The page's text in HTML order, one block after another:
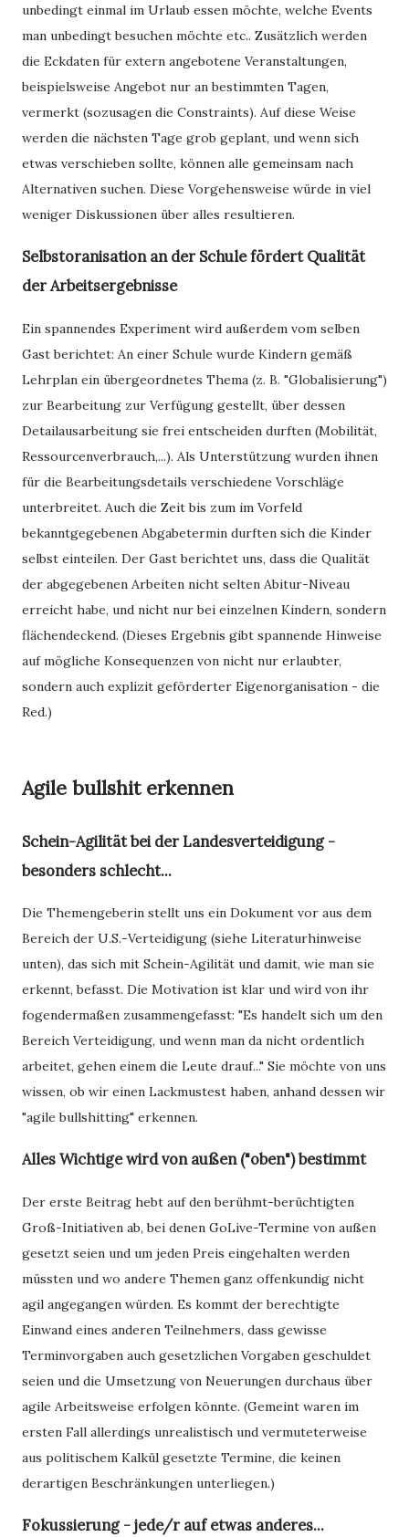
unbedingt einmal im Urlaub essen möchte, welche Events
man unbedingt besuchen möchte etc.. Zusätzlich werden
die Eckdaten für extern angebotene Veranstaltungen,
beispielsweise Angebot nur an bestimmten Tagen,
vermerkt (sozusagen die Constraints). Auf diese Weise
werden die nächsten Tage grob geplant, und wenn sich
etwas verschieben sollte, können alle gemeinsam nach
Alternativen suchen. Diese Vorgehensweise würde in viel
weniger Diskussionen über alles resultieren.
Selbstoranisation an der Schule fördert Qualität
der Arbeitsergebnisse
Ein spannendes Experiment wird außerdem vom selben
Gast berichtet: An einer Schule wurde Kindern gemäß
Lehrplan ein übergeordnetes Thema (z. B. "Globalisierung")
zur Bearbeitung zur Verfügung gestellt, über dessen
Detailausarbeitung sie frei entscheiden durften (Mobilität,
Ressourcenverbrauch,...). Als Unterstützung wurden ihnen
für die Bearbeitungsdetails verschiedene Vorschläge
unterbreitet. Auch die Zeit bis zum im Vorfeld
bekanntgegebenen Abgabetermin durften sich die Kinder
selbst einteilen. Der Gast berichtet uns, dass die Qualität
der abgegebenen Arbeiten nicht selten Abitur-Niveau
erreicht habe, und nicht nur bei einzelnen Kindern, sondern
flächendeckend. (Dieses Ergebnis gibt spannende Hinweise
auf mögliche Konsequenzen von nicht nur erlaubter,
sondern auch explizit geförderter Eigenorganisation - die
Red.)
Agile bullshit erkennen
Schein-Agilität bei der Landesverteidigung -
besonders schlecht...
Die Themengeberin stellt uns ein Dokument vor aus dem
Bereich der U.S.-Verteidigung (siehe Literaturhinweise
unten), das sich mit Schein-Agilität und damit, wie man sie
erkennt, befasst. Die Motivation ist klar und wird von ihr
fogendermaßen zusammengefasst: "Es handelt sich um den
Bereich Verteidigung, und wenn man da nicht ordentlich
arbeitet, gehen einem die Leute drauf..." Sie möchte von uns
wissen, ob wir einen Lackmustest haben, anhand dessen wir
"agile bullshitting" erkennen.
Alles Wichtige wird von außen ("oben") bestimmt
Der erste Beitrag hebt auf den berühmt-berüchtigten
Groß-Initiativen ab, bei denen GoLive-Termine von außen
gesetzt seien und um jeden Preis eingehalten werden
müssten und wo andere Themen ganz offenkundig nicht
agil angegangen würden. Es kommt der berechtigte
Einwand eines anderen Teilnehmers, dass gewisse
Terminvorgaben auch gesetzlichen Vorgaben geschuldet
seien und die Umsetzung von Neuerungen durchaus über
agile Arbeitsweise erfolgen könnte. (Gemeint waren im
ersten Fall allerdings unrealistisch und vermuteterweise
aus politischem Kalkül gesetzte Termine, die keinen
derartigen Beschränkungen unterliegen.)
Fokussierung - jede/r auf etwas anderes...